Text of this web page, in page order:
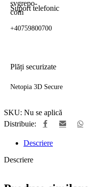
Suport telefonic
+40759800700
Plăți securizate
Netopia 3D Secure
SKU: Nu se aplică
Distribuie:
Descriere
Descriere